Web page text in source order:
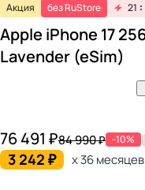
Акция без RuStore 21
Apple iPhone 17
Lavender (eSim)
76 491 ₽84 990 ₽ -10%
3 242 ₽ x 36 месяцев